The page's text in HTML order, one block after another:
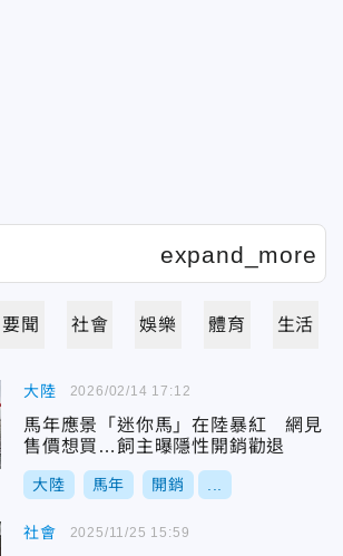
要聞 社會 娛樂 體育 生活
大陸
馬年應景「迷你馬」在陸暴紅 網見
售價想買…飼主曝隱性開銷勸退
大陸 馬年 開銷
2026/02/14 17:12
社會 2025/11/25 15:59